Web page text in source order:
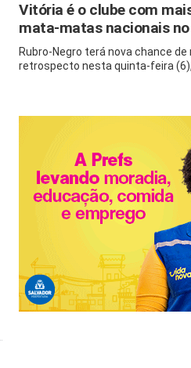
Vitória é o clube com
mata-matas nacionais no
Rubro-Negro terá nova chance de
retrospecto nesta quinta-feira